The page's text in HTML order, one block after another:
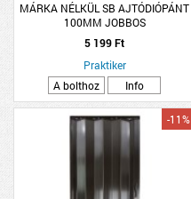
MÁRKA NÉLKÜL SB AJTÓDIÓPÁNT
100MM JOBBOS
5 199 Ft
Praktiker
A bolthoz
Info
-11%